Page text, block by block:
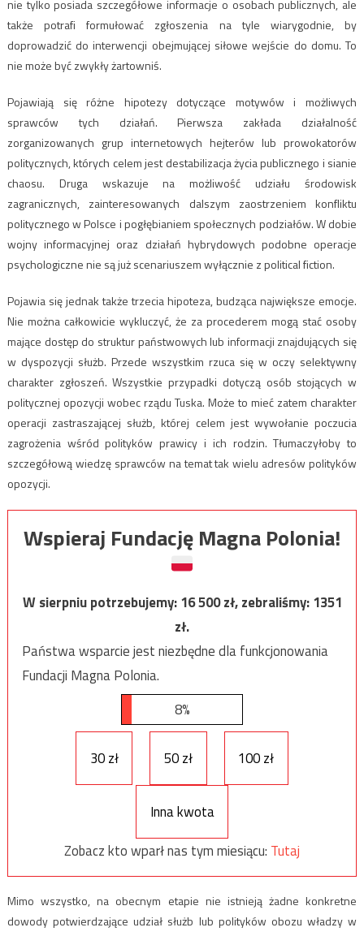
nie tylko posiada szczegółowe informacje o osobach publicznych, ale
także potrafi formułować zgłoszenia na tyle wiarygodnie, by
doprowadzić do interwencji obejmującej siłowe wejście do domu. To
nie może być zwykły żartowniś.
Pojawiają się różne hipotezy dotyczące motywów i możliwych
sprawców tych działań. Pierwsza zakłada działalność
zorganizowanych grup internetowych hejterów lub prowokatorów
politycznych, których celem jest destabilizacja życia publicznego i sianie
chaosu. Druga wskazuje na możliwość udziału środowisk
zagranicznych, zainteresowanych dalszym zaostrzeniem konfliktu
politycznego w Polsce i pogłębianiem społecznych podziałów. W dobie
wojny informacyjnej oraz działań hybrydowych podobne operacje
psychologiczne nie są już scenariuszem wyłącznie z political fiction.
Pojawia się jednak także trzecia hipoteza, budząca największe emocje.
Nie można całkowicie wykluczyć, że za procederem mogą stać osoby
mające dostęp do struktur państwowych lub informacji znajdujących się
w dyspozycji służb. Przede wszystkim rzuca się w oczy selektywny
charakter zgłoszeń. Wszystkie przypadki dotyczą osób stojących w
politycznej opozycji wobec rządu Tuska. Może to mieć zatem charakter
operacji zastraszającej służb, której celem jest wywołanie poczucia
zagrożenia wśród polityków prawicy i ich rodzin. Tłumaczyłoby to
szczegółową wiedzę sprawców na temat tak wielu adresów polityków
opozycji.
Wspieraj Fundację Magna Polonia!
W sierpniu potrzebujemy:16 500zł, zebraliśmy:1351
zł.
Państwa wsparcie jest niezbędne dla funkcjonowania
Fundacji Magna Polonia.
8%
30 zł 50 zł 100 zł
Inna kwota
Zobacz kto wparł nas tym miesiącu: Tutaj
Mimo wszystko, na obecnym etapie nie istnieją żadne konkretne
dowody potwierdzające udział służb lub polityków obozu władzy w